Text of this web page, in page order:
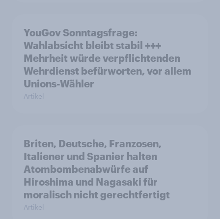
YouGov Sonntagsfrage:
Wahlabsicht bleibt stabil +++
Mehrheit würde verpflichtenden
Wehrdienst befürworten, vor allem
Unions-Wähler
Artikel
Briten, Deutsche, Franzosen,
Italiener und Spanier halten
Atombombenabwürfe auf
Hiroshima und Nagasaki für
moralisch nicht gerechtfertigt
Artikel